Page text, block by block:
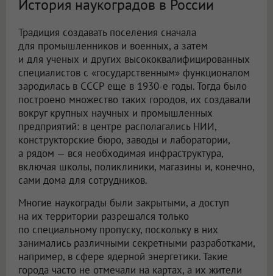
История наукоградов в России
Традиция создавать поселения сначала
для промышленников и военных, а затем
и для ученых и других высококвалифицированных
специалистов с «государственным» функционалом
зародилась в СССР еще в 1930-е годы. Тогда было
построено множество таких городов, их создавали
вокруг крупных научных и промышленных
предприятий: в центре располагались НИИ,
конструкторские бюро, заводы и лаборатории,
а рядом — вся необходимая инфраструктура,
включая школы, поликлиники, магазины и, конечно,
сами дома для сотрудников.
Многие наукограды были закрытыми, а доступ
на их территории разрешался только
по специальному пропуску, поскольку в них
занимались различными секретными разработками,
например, в сфере ядерной энергетики. Такие
города часто не отмечали на картах, а их жители